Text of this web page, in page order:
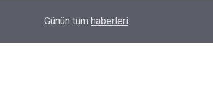
Başkan Toptaş, mahallelerin yaşam kalitesini
Günün tüm haberleri